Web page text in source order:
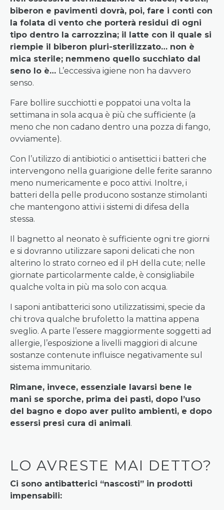
biberon e pavimenti dovrà, poi, fare i conti con
la folata di vento che porterà residui di ogni
tipo dentro la carrozzina; il latte con il quale si
riempie il biberon pluri-sterilizzato… non è
mica sterile; nemmeno quello succhiato dal
seno lo è… L’eccessiva igiene non ha davvero
senso.
Fare bollire succhiotti e poppatoi una volta la
settimana in sola acqua è più che sufficiente (a
meno che non cadano dentro una pozza di fango,
ovviamente).
Con l’utilizzo di antibiotici o antisettici i batteri che
intervengono nella guarigione delle ferite saranno
meno numericamente e poco attivi. Inoltre, i
batteri della pelle producono sostanze stimolanti
che mantengono attivi i sistemi di difesa della
stessa.
Il bagnetto al neonato è sufficiente ogni tre giorni
e si dovranno utilizzare saponi delicati che non
alterino lo strato corneo ed il pH della cute; nelle
giornate particolarmente calde, è consigliabile
qualche volta in più ma solo con acqua.
I saponi antibatterici sono utilizzatissimi, specie da
chi trova qualche brufoletto la mattina appena
sveglio. A parte l’essere maggiormente soggetti ad
allergie, l’esposizione a livelli maggiori di alcune
sostanze contenute influisce negativamente sul
sistema immunitario.
Rimane, invece, essenziale lavarsi bene le
mani se sporche, prima dei pasti, dopo l’uso
del bagno e dopo aver pulito ambienti, e dopo
essersi presi cura di animali.
LO AVRESTE MAI DETTO?
Ci sono antibatterici “nascosti” in prodotti
impensabili: